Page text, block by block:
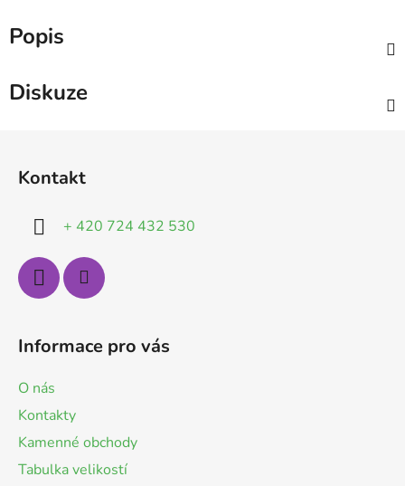
Popis
Diskuze
Kontakt
+ 420 724 432 530
Informace pro vás
O nás
Kontakty
Kamenné obchody
Tabulka velikostí